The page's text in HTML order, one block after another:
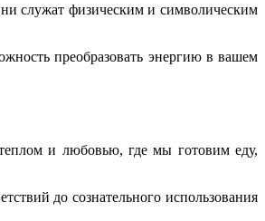
служат физическим и символическим
преобразовать энергию в вашем
и любовью, где мы готовим еду,
до сознательного использования